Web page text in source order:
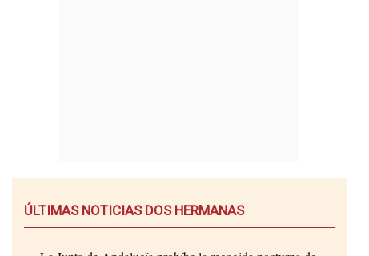
ÚLTIMAS NOTICIAS DOS HERMANAS